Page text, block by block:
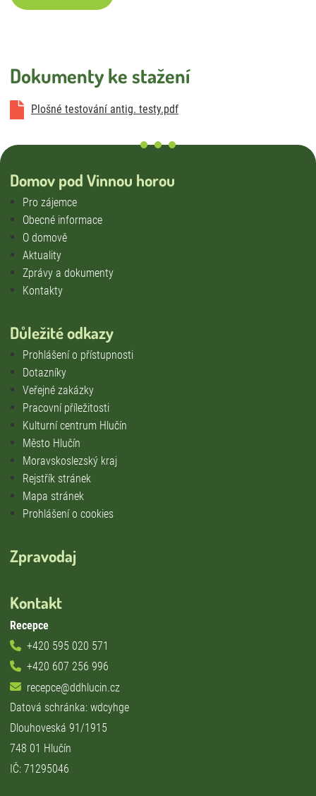
Smlouva o poskytování služeb DS a DZR
Vnitřní oznamovací systém
Dokumenty ke stažení
Plošné testování antig. testy.pdf
Domov pod Vinnou horou
Pro zájemce
Obecné informace
O domově
Aktuality
Zprávy a dokumenty
Kontakty
Důležité odkazy
Prohlášení o přístupnosti
Dotazníky
Veřejné zakázky
Pracovní příležitosti
Kulturní centrum Hlučín
Město Hlučín
Moravskoslezský kraj
Rejstřík stránek
Mapa stránek
Prohlášení o cookies
Zpravodaj
Kontakt
Recepce
+420 595 020 571
+420 607 256 996
recepce@ddhlucin.cz
Datová schránka: wdcyhge
Dlouhoveská 91/1915
748 01 Hlučín
IČ: 71295046